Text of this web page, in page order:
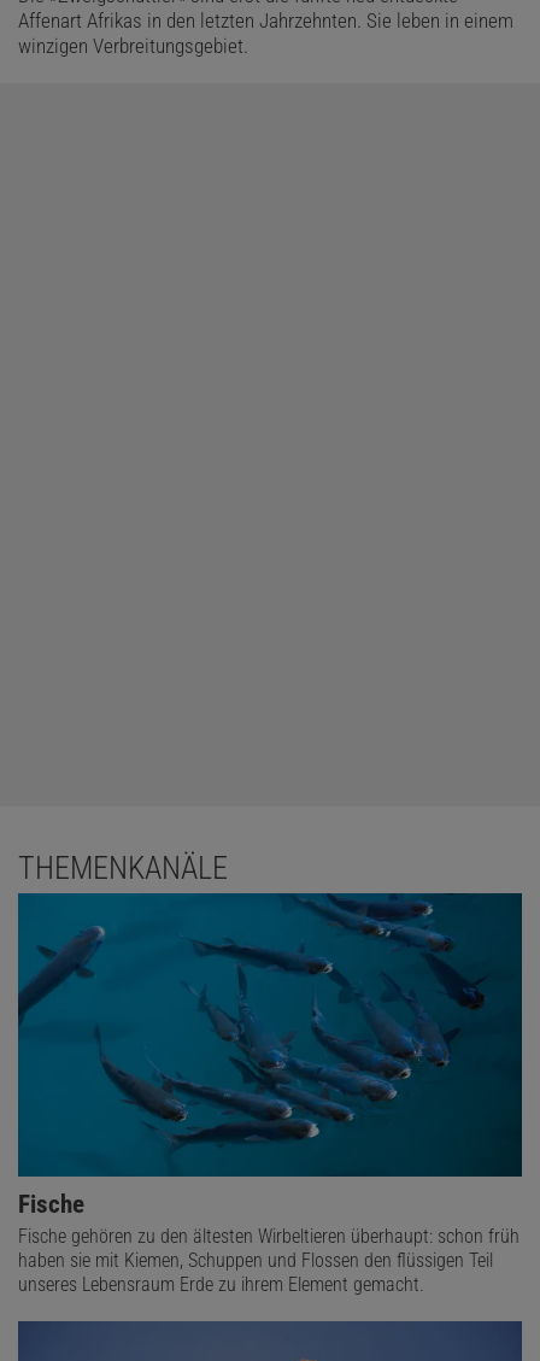
Affenart Afrikas in den letzten Jahrzehnten. Sie leben in einem
winzigen Verbreitungsgebiet.
THEMENKANÄLE
Fische
Fische gehören zu den ältesten Wirbeltieren überhaupt: schon früh
haben sie mit Kiemen, Schuppen und Flossen den flüssigen Teil
unseres Lebensraum Erde zu ihrem Element gemacht.